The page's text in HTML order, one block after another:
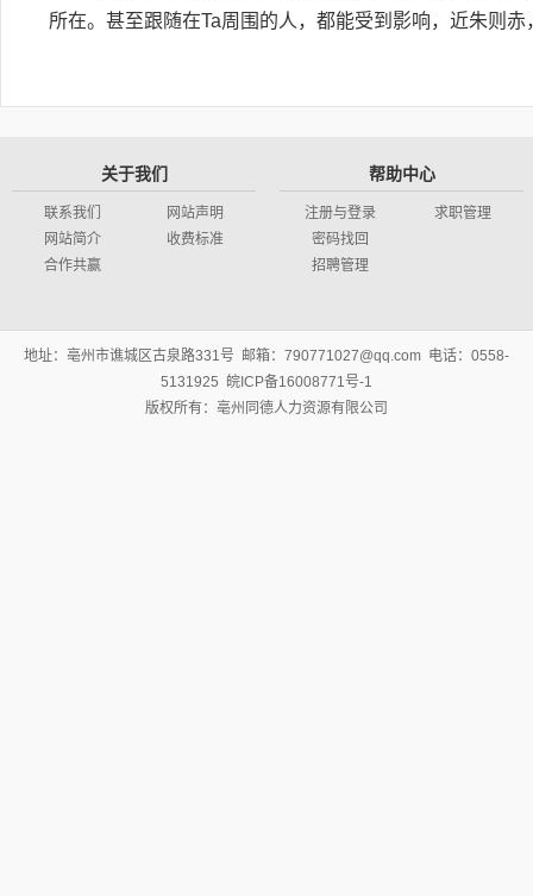
所在。甚至跟随在Ta周围的人，都能受到影响，近朱则
关于我们
联系我们
网站简介
合作共赢
网站声明
收费标准
帮助中心
注册与登录
密码找回
招聘管理
求职管理
地址：亳州市谯城区古泉路331号 邮箱：790771027@qq.com 电话：0558-
5131925 皖ICP备16008771号-1
版权所有：亳州同德人力资源有限公司